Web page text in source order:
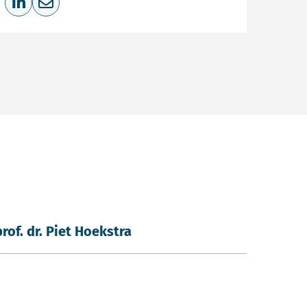
Deel op LinkedIn
Deel via e-mail
dr. Piet Hoekstra